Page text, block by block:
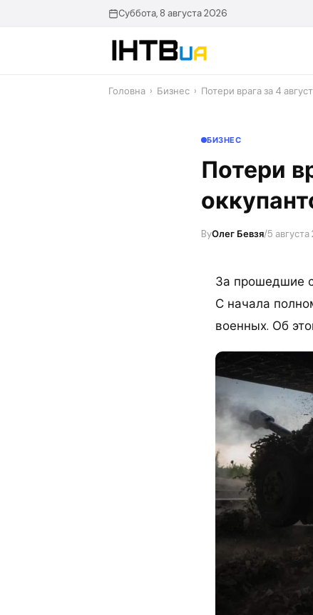
Суббота, 8 августа 2026
Головна › Бизнес › Потери врага за 4
БИЗНЕС
Потери
ByОлег Бевзя/5
За прошедшие
С начала
военных. Об